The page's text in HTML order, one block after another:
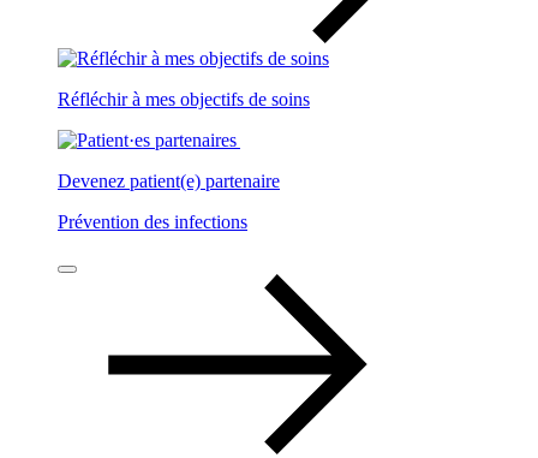
Réfléchir à mes objectifs de soins
Devenez patient(e) partenaire
Prévention des infections